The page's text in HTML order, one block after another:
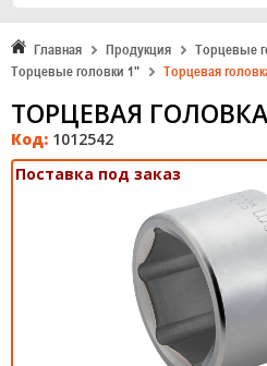
Главная Продукция
Торцевые
Торцевые головки 1"
Торцевая
ТОРЦЕВАЯ ГОЛОВКА
Код: 1012542
Поставка под заказ